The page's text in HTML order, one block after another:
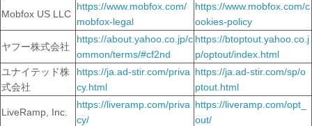
Mobfox US LLC
https://www.mobfox.com/
mobfox-legal
https://www.mobfox.com/c
ookies-policy
ヤフー株式会社
https://about.yahoo.co.jp/c
ommon/terms/#cf2nd
https://btoptout.yahoo.co.j
p/optout/index.html
ユナイテッド株
式会社
https://ja.ad-stir.com/priva
cy.html
https://ja.ad-stir.com/sp/o
ptout.html
LiveRamp, Inc.
https://liveramp.com/priva
cy/
https://liveramp.com/opt_
out/